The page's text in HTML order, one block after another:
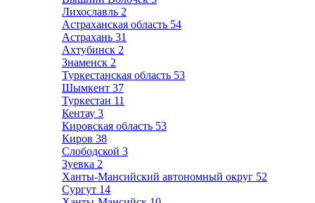
Лихославль 2
Астраханская область 54
Астрахань 31
Ахтубинск 2
Знаменск 2
Туркестанская область 53
Шымкент 37
Туркестан 11
Кентау 3
Кировская область 53
Киров 38
Слободской 3
Зуевка 2
Ханты-Мансийский автономный округ 52
Сургут 14